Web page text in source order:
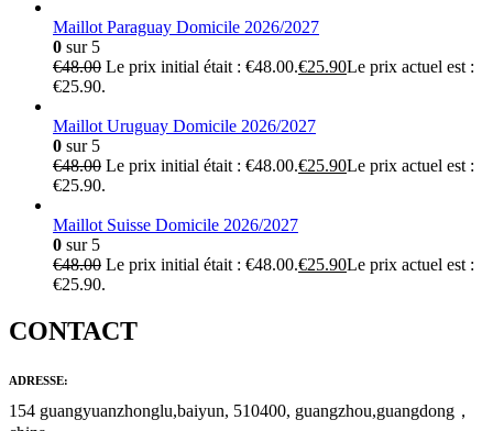
Maillot Paraguay Domicile 2026/2027
0 sur 5
€48.00 Le prix initial était : €48.00.€25.90Le prix actuel est :
€25.90.
Maillot Uruguay Domicile 2026/2027
0 sur 5
€48.00 Le prix initial était : €48.00.€25.90Le prix actuel est :
€25.90.
Maillot Suisse Domicile 2026/2027
0 sur 5
€48.00 Le prix initial était : €48.00.€25.90Le prix actuel est :
€25.90.
CONTACT
ADRESSE:
154 guangyuanzhonglu,baiyun, 510400, guangzhou,guangdong，